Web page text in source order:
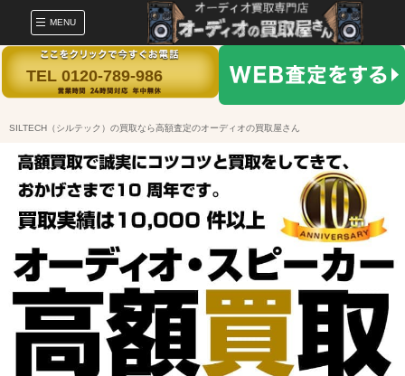
MENU
TEL 0120-789-986
SILTECH（シルテック）の買取なら高額査定のオーディオの買取屋さん